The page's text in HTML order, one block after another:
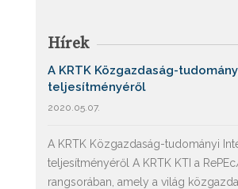
Hírek
A KRTK Közgazdaság-
teljesítményéről
2020.05.07.
A KRTK Közgazdaság-tudományi
teljesítményéről A KRTK KTI a
rangsorában, amely a világ